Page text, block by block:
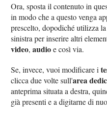
Ora, sposta il contenuto in
in modo che a questo venga
prescelto, dopodiché utilizza
sinistra per inserire altri
video,audioe così via.
Se, invece, vuoi modificare i
clicca due volte sull'area
anteprima situata a destra,
già presenti e a digitarne di